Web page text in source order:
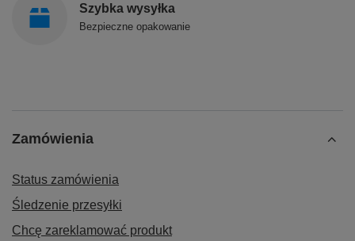
Szybka wysyłka
Bezpieczne opakowanie
Zamówienia
Status zamówienia
Śledzenie przesyłki
Chcę zareklamować produkt